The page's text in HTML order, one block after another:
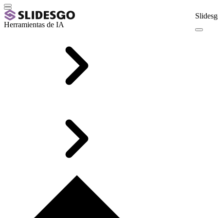
Herramientas de IA